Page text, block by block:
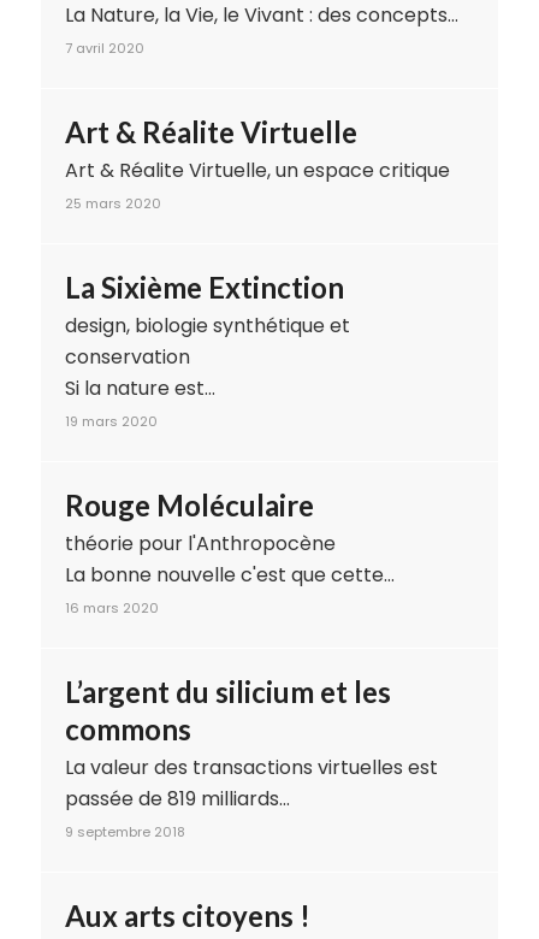
La Nature, la Vie, le Vivant : des concepts…
7 avril 2020
Art & Réalite Virtuelle
Art & Réalite Virtuelle, un espace critique
25 mars 2020
La Sixième Extinction
design, biologie synthétique et
conservation
Si la nature est…
19 mars 2020
Rouge Moléculaire
théorie pour l'Anthropocène
La bonne nouvelle c'est que cette…
16 mars 2020
L’argent du silicium et les
commons
La valeur des transactions virtuelles est
passée de 819 milliards…
9 septembre 2018
Aux arts citoyens !